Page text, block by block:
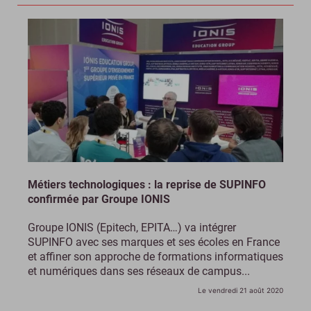
Métiers technologiques : la reprise de SUPINFO
confirmée par Groupe IONIS
Groupe IONIS (Epitech, EPITA…) va intégrer
SUPINFO avec ses marques et ses écoles en France
et affiner son approche de formations informatiques
et numériques dans ses réseaux de campus...
Le vendredi 21 août 2020